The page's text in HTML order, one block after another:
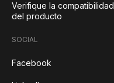
Verifique la compatibilidad
del producto
SOCIAL
Facebook